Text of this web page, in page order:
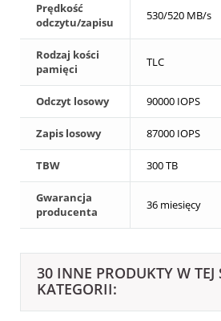
Prędkość
odczytu/zapisu
530/520 MB/s
Rodzaj kości
pamięci
TLC
Odczyt losowy 90000 IOPS
Zapis losowy 87000 IOPS
TBW 300 TB
Gwarancja
producenta
36 miesięcy
30 INNE PRODUKTY W TEJ
KATEGORII: